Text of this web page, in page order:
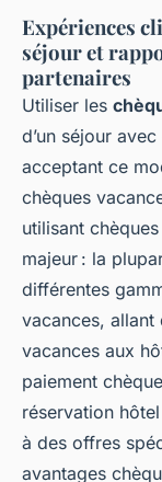
Expériences
séjour et
partenaires
Utiliser les
d’un séjour
acceptant ce
chèques
utilisant
majeur : la
différentes
vacances, allant
vacances aux
paiement
réservation
à des offres
avantages